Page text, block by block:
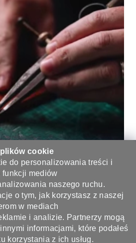
napisze opinię do tego produktu.
cookie
do personalizowania treści i
funkcji mediów
naszego ruchu.
o tym, jak korzystasz z naszej
w mediach
i analizie. Partnerzy mogą
informacjami, które podałeś
korzystania z ich usług.